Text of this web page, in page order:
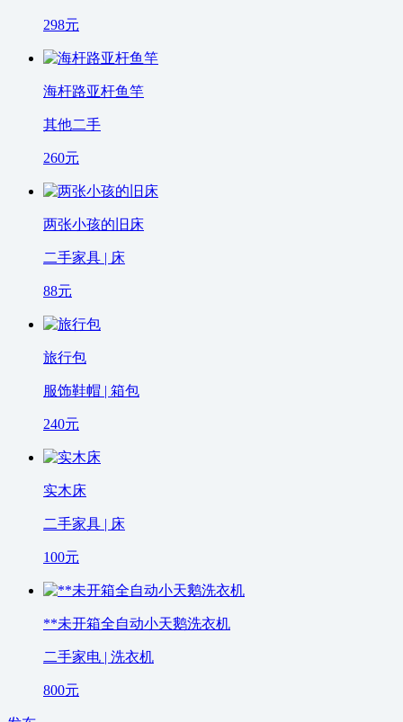
298元
海杆路亚杆鱼竿
其他二手
260元
两张小孩的旧床
二手家具 | 床
88元
旅行包
服饰鞋帽 | 箱包
240元
实木床
二手家具 | 床
100元
**未开箱全自动小天鹅洗衣机
二手家电 | 洗衣机
800元